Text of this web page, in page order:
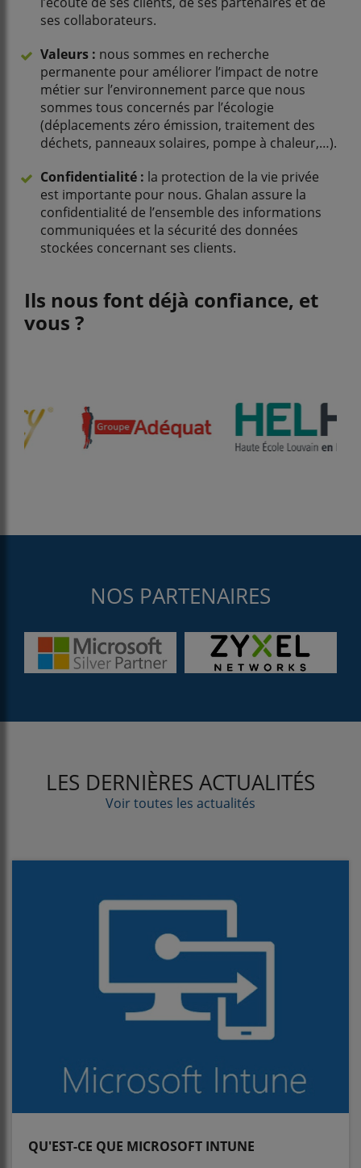
ses collaborateurs.
Valeurs : nous sommes en recherche
permanente pour améliorer l’impact de notre
métier sur l’environnement parce que nous
sommes tous concernés par l’écologie
(déplacements zéro émission, traitement des
déchets, panneaux solaires, pompe à chaleur,…).
Confidentialité : la protection de la vie privée
est importante pour nous. Ghalan assure la
confidentialité de l’ensemble des informations
communiquées et la sécurité des données
stockées concernant ses clients.
Ils nous font déjà confiance, et
vous ?
NOS PARTENAIRES
LES DERNIÈRES ACTUALITÉS
Voir toutes les actualités
QU'EST-CE QUE MICROSOFT INTUNE